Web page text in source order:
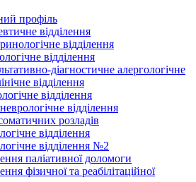
профіль
відділення
відділення
відділення
діагностичне алергологічне
відділення
відділення
відділення
розладів
відділення
відділення №2
паліативної доломоги
фізичної та реабілітаційної